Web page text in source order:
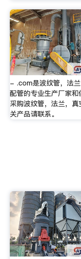
- .com是波纹管，法
配管的专业生产厂家和
采购波纹管，法兰，真
关产品请联系。